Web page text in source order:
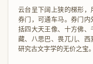
云台呈下阔上狭的梯形
券门，可通车马。券门
括四大天王像、十方佛、
藏、八思巴、畏兀儿、
研究古文字学的无价之宝。